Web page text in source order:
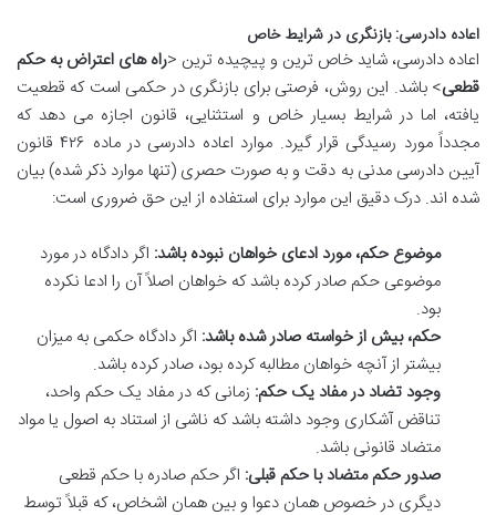
اعاده دادرسی: بازنگری در شرایط خاص
اعاده دادرسی، شاید خاص ترین و پیچیده ترین <راه های اعتراض به حکم
قطعی> باشد. این روش، فرصتی برای بازنگری در حکمی است که قطعیت
یافته، اما در شرایط بسیار خاص و استثنایی، قانون اجازه می دهد که
مجدداً مورد رسیدگی قرار گیرد. موارد اعاده دادرسی در ماده ۴۲۶ قانون
آیین دادرسی مدنی به دقت و به صورت حصری (تنها موارد ذکر شده) بیان
شده اند. درک دقیق این موارد برای استفاده از این حق ضروری است:
موضوع حکم، مورد ادعای خواهان نبوده باشد: اگر دادگاه در مورد
موضوعی حکم صادر کرده باشد که خواهان اصلاً آن را ادعا نکرده
بود.
حکم، بیش از خواسته صادر شده باشد: اگر دادگاه حکمی به میزان
بیشتر از آنچه خواهان مطالبه کرده بود، صادر کرده باشد.
وجود تضاد در مفاد یک حکم: زمانی که در مفاد یک حکم واحد،
تناقض آشکاری وجود داشته باشد که ناشی از استناد به اصول یا مواد
متضاد قانونی باشد.
صدور حکم متضاد با حکم قبلی: اگر حکم صادره با حکم قطعی
دیگری در خصوص همان دعوا و بین همان اشخاص، که قبلاً توسط